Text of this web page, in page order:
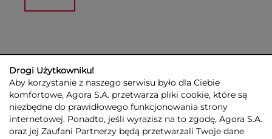
GRUPA AGORA DLA INWESTORÓW DLA MEDIÓW
REKLAMA
ESG
KONTAKT
Drogi Użytkowniku!
Aby korzystanie z naszego serwisu było dla Ciebie
komfortowe, Agora S.A. przetwarza pliki cookie, które są
niezbędne do prawidłowego funkcjonowania strony
internetowej. Ponadto, jeśli wyrazisz na to zgodę, Agora S.A.
oraz jej Zaufani Partnerzy będą przetwarzali Twoje dane